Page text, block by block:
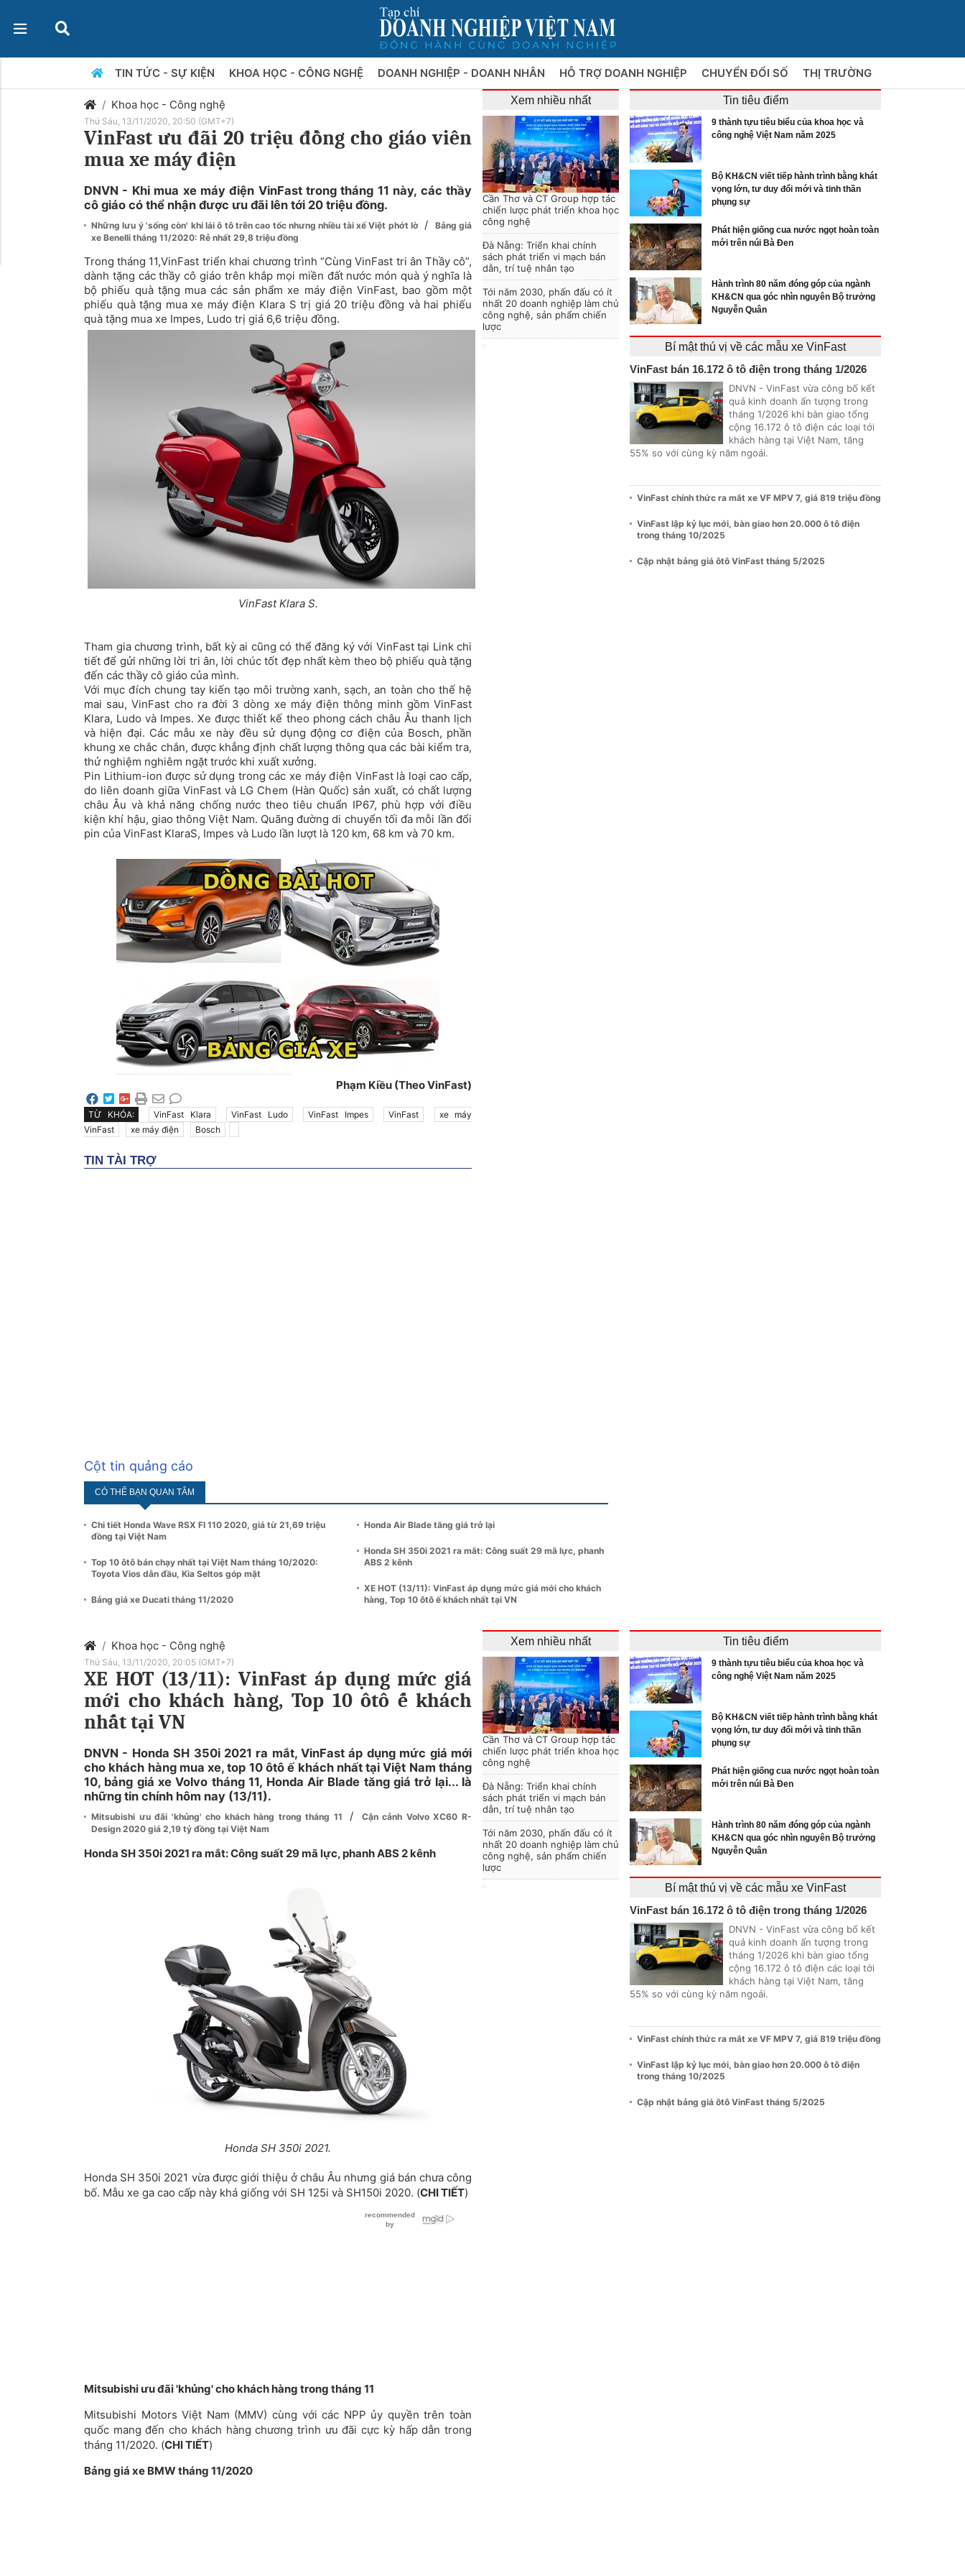
TIN TỨC - SỰ KIỆN KHOA HỌC - CÔNG NGHỆ DOANH NGHIỆP - DOANH NHÂN HỖ TRỢ DOANH NGHIỆP CHUYỂN ĐỔI SỐ THỊ TRƯỜNG
Khoa học - Công nghệ
Thứ Sáu, 13/11/2020, 20:50 (GMT+7)
VinFast ưu đãi 20 triệu đồng cho giáo viên
mua xe máy điện
DNVN - Khi mua xe máy điện VinFast trong tháng 11 này, các thầy
cô giáo có thể nhận được ưu đãi lên tới 20 triệu đồng.
Những lưu ý 'sống còn' khi lái ô tô trên cao tốc nhưng nhiều tài xế Việt phớt lờ /
Bảng giá
xe Benelli tháng 11/2020: Rẻ nhất 29,8 triệu đồng
Trong tháng 11,VinFast triển khai chương trình “Cùng VinFast tri ân Thầy cô”,
dành tặng các thầy cô giáo trên khắp mọi miền đất nước món quà ý nghĩa là
bộ phiếu quà tặng mua các sản phẩm xe máy điện VinFast, bao gồm một
phiếu quà tặng mua xe máy điện Klara S trị giá 20 triệu đồng và hai phiếu
quà tặng mua xe Impes, Ludo trị giá 6,6 triệu đồng.
VinFast Klara S.
Tham gia chương trình, bất kỳ ai cũng có thể đăng ký với VinFast tại Link chi
tiết để gửi những lời tri ân, lời chúc tốt đẹp nhất kèm theo bộ phiếu quà tặng
đến các thầy cô giáo của mình.
Với mục đích chung tay kiến tạo môi trường xanh, sạch, an toàn cho thế hệ
mai sau, VinFast cho ra đời 3 dòng xe máy điện thông minh gồm VinFast
Klara, Ludo và Impes. Xe được thiết kế theo phong cách châu Âu thanh lịch
và hiện đại. Các mẫu xe này đều sử dụng động cơ điện của Bosch, phần
khung xe chắc chắn, được khẳng định chất lượng thông qua các bài kiểm tra,
thử nghiệm nghiêm ngặt trước khi xuất xưởng.
Pin Lithium-ion được sử dụng trong các xe máy điện VinFast là loại cao cấp,
do liên doanh giữa VinFast và LG Chem (Hàn Quốc) sản xuất, có chất lượng
châu Âu và khả năng chống nước theo tiêu chuẩn IP67, phù hợp với điều
kiện khí hậu, giao thông Việt Nam. Quãng đường di chuyển tối đa mỗi lần đổi
pin của VinFast KlaraS, Impes và Ludo lần lượt là 120 km, 68 km và 70 km.
Phạm Kiều (Theo VinFast)
TỪ KHÓA: VinFast Klara VinFast Ludo VinFast Impes VinFast
xe máy
VinFast
xe máy điện Bosch
Xem nhiều nhất
Cần Thơ và CT Group hợp tác
chiến lược phát triển khoa học
công nghệ
Đà Nẵng: Triển khai chính
sách phát triển vi mạch bán
dẫn, trí tuệ nhân tạo
Tới năm 2030, phấn đấu có ít
nhất 20 doanh nghiệp làm chủ
công nghệ, sản phẩm chiến
lược
Cột tin quảng cáo
CÓ THỂ BẠN QUAN TÂM
Chi tiết Honda Wave RSX FI 110 2020, giá từ 21,69 triệu
đồng tại Việt Nam
Top 10 ôtô bán chạy nhất tại Việt Nam tháng 10/2020:
Toyota Vios dẫn đầu, Kia Seltos góp mặt
Bảng giá xe Ducati tháng 11/2020
Honda Air Blade tăng giá trở lại
Honda SH 350i 2021 ra mắt: Công suất 29 mã lực, phanh
ABS 2 kênh
XE HOT (13/11): VinFast áp dụng mức giá mới cho khách
hàng, Top 10 ôtô ế khách nhất tại VN
Tin tiêu điểm
9 thành tựu tiêu biểu của khoa học và
công nghệ Việt Nam năm 2025
Bộ KH&CN viết tiếp hành trình bằng khát
vọng lớn, tư duy đổi mới và tinh thần
phụng sự
Phát hiện giống cua nước ngọt hoàn toàn
mới trên núi Bà Đen
Hành trình 80 năm đóng góp của ngành
KH&CN qua góc nhìn nguyên Bộ trưởng
Nguyễn Quân
Bí mật thú vị về các mẫu xe VinFast
VinFast bán 16.172 ô tô điện trong tháng 1/2026
DNVN - VinFast vừa công bố kết
quả kinh doanh ấn tượng trong
tháng 1/2026 khi bàn giao tổng
cộng 16.172 ô tô điện các loại tới
khách hàng tại Việt Nam, tăng
55% so với cùng kỳ năm ngoái.
VinFast chính thức ra mắt xe VF MPV 7, giá 819 triệu đồng
VinFast lập kỷ lục mới, bàn giao hơn 20.000 ô tô điện
trong tháng 10/2025
Cập nhật bảng giá ôtô VinFast tháng 5/2025
Khoa học - Công nghệ
Thứ Sáu, 13/11/2020, 20:05 (GMT+7)
XE HOT (13/11): VinFast áp dụng mức giá
mới cho khách hàng, Top 10 ôtô ế khách
nhất tại VN
DNVN - Honda SH 350i 2021 ra mắt, VinFast áp dụng mức giá mới
cho khách hàng mua xe, top 10 ôtô ế khách nhất tại Việt Nam tháng
10, bảng giá xe Volvo tháng 11, Honda Air Blade tăng giá trở lại... là
những tin chính hôm nay (13/11).
Mitsubishi ưu đãi 'khủng' cho khách hàng trong tháng 11 /
Cận cảnh Volvo XC60 R-
Design 2020 giá 2,19 tỷ đồng tại Việt Nam
Honda SH 350i 2021 ra mắt: Công suất 29 mã lực, phanh ABS 2 kênh
Honda SH 350i 2021.
Honda SH 350i 2021 vừa được giới thiệu ở châu Âu nhưng giá bán chưa công
bố. Mẫu xe ga cao cấp này khá giống với SH 125i và SH150i 2020. (CHI TIẾT)
Mitsubishi ưu đãi 'khủng' cho khách hàng trong tháng 11
Mitsubishi Motors Việt Nam (MMV) cùng với các NPP ủy quyền trên toàn
quốc mang đến cho khách hàng chương trình ưu đãi cực kỳ hấp dẫn trong
tháng 11/2020. (CHI TIẾT)
Bảng giá xe BMW tháng 11/2020
Xem nhiều nhất
Cần Thơ và CT Group hợp tác
chiến lược phát triển khoa học
công nghệ
Đà Nẵng: Triển khai chính
sách phát triển vi mạch bán
dẫn, trí tuệ nhân tạo
Tới năm 2030, phấn đấu có ít
nhất 20 doanh nghiệp làm chủ
công nghệ, sản phẩm chiến
lược
Tin tiêu điểm
9 thành tựu tiêu biểu của khoa học và
công nghệ Việt Nam năm 2025
Bộ KH&CN viết tiếp hành trình bằng khát
vọng lớn, tư duy đổi mới và tinh thần
phụng sự
Phát hiện giống cua nước ngọt hoàn toàn
mới trên núi Bà Đen
Hành trình 80 năm đóng góp của ngành
KH&CN qua góc nhìn nguyên Bộ trưởng
Nguyễn Quân
Bí mật thú vị về các mẫu xe VinFast
VinFast bán 16.172 ô tô điện trong tháng 1/2026
DNVN - VinFast vừa công bố kết
quả kinh doanh ấn tượng trong
tháng 1/2026 khi bàn giao tổng
cộng 16.172 ô tô điện các loại tới
khách hàng tại Việt Nam, tăng
55% so với cùng kỳ năm ngoái.
VinFast chính thức ra mắt xe VF MPV 7, giá 819 triệu đồng
VinFast lập kỷ lục mới, bàn giao hơn 20.000 ô tô điện
trong tháng 10/2025
Cập nhật bảng giá ôtô VinFast tháng 5/2025